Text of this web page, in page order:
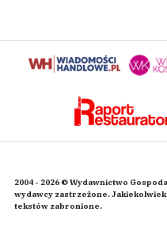
2004 - 2026 © Wydawnictwo
wydawcy zastrzeżone.
tekstów zabronione.